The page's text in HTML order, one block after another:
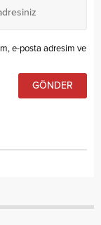
e-posta adresim ve